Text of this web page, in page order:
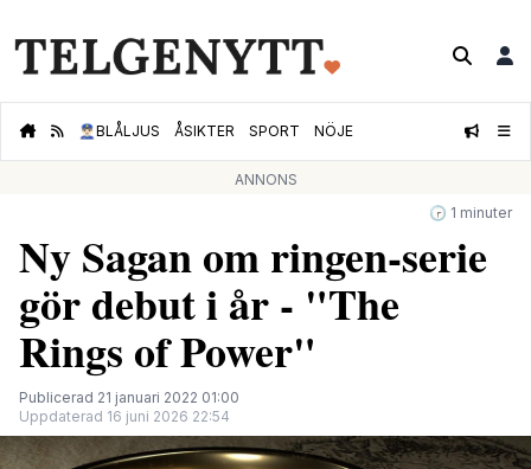
👮🏻‍♂️BLÅLJUS ÅSIKTER SPORT NÖJE
ANNONS
🕝 1 minuter
Ny Sagan om ringen-serie
gör debut i år - "The
Rings of Power"
Publicerad 21 januari 2022 01:00
Uppdaterad 16 juni 2026 22:54